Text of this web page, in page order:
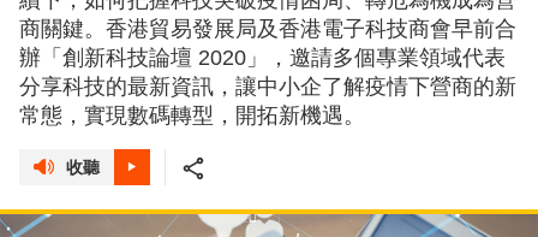
商關鍵。香港貿易發展局及香港電子科技商會早前合
辦「創新科技論壇 2020」，邀請多個專業領域代表
分享科技的最新資訊，讓中小企了解疫情下營商的新
常態，實現數碼轉型，開拓新機遇。
收聽